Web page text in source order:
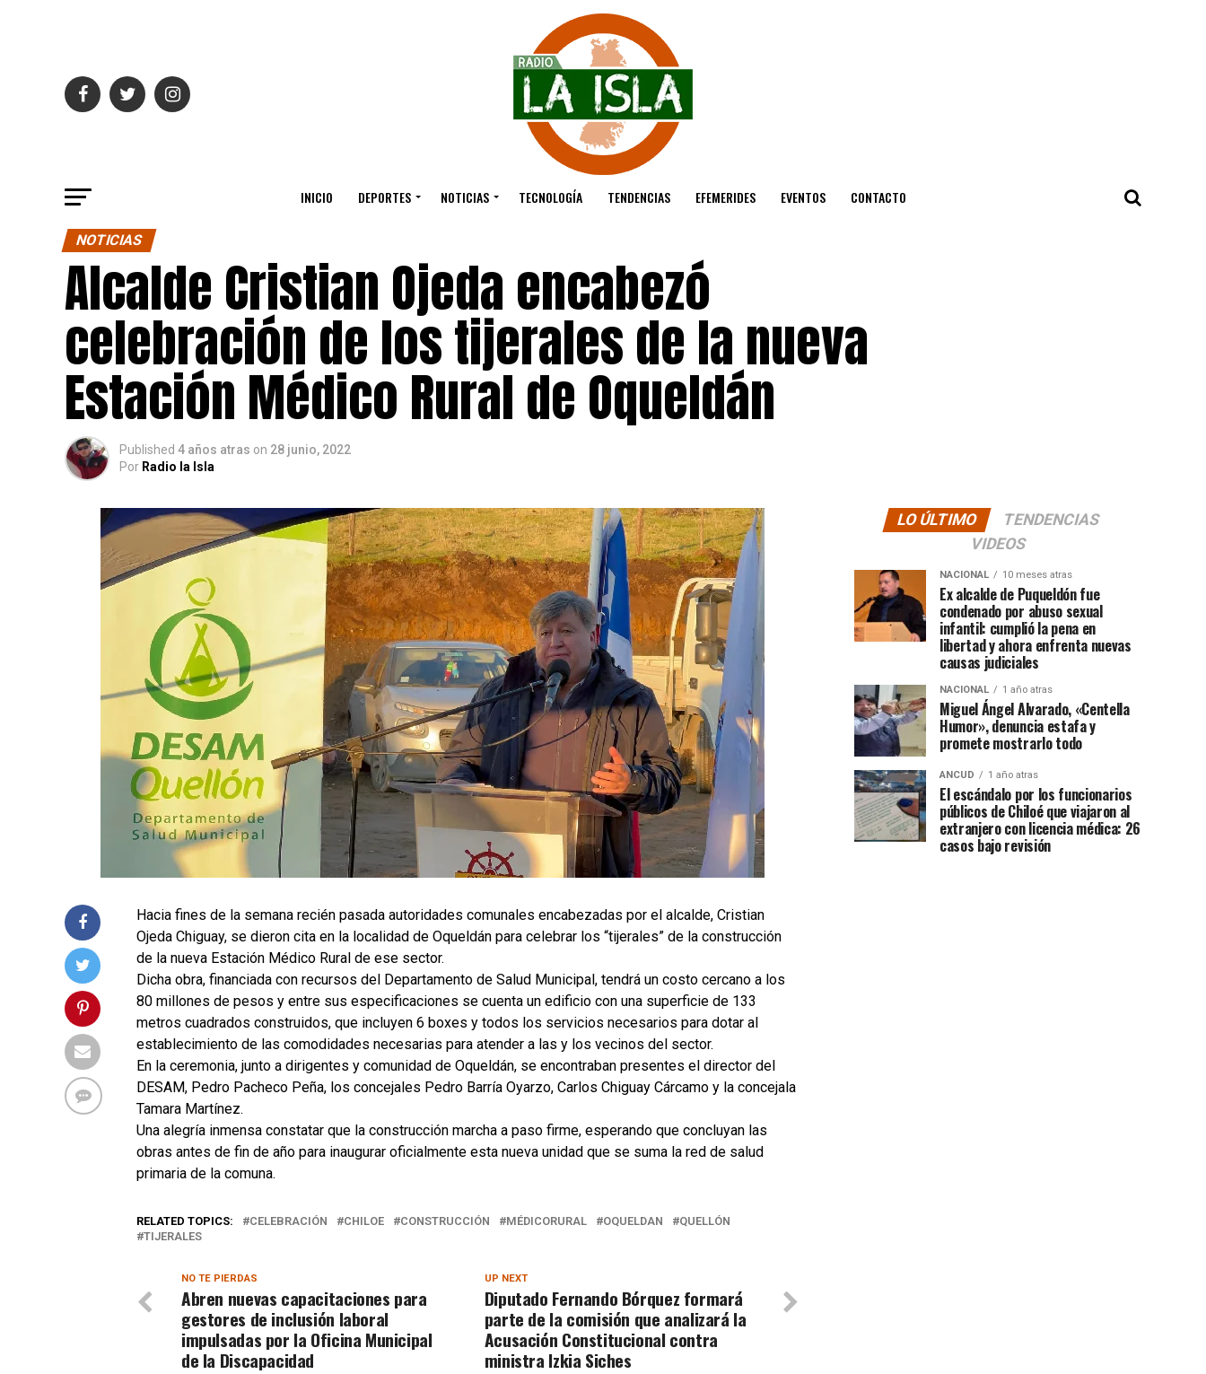
INICIO DEPORTES NOTICIAS TECNOLOGÍA TENDENCIAS EFEMERIDES EVENTOS CONTACTO
NOTICIAS
Alcalde Cristian Ojeda encabezó
celebración de los tijerales de la nueva
Estación Médico Rural de Oqueldán
Published 4 años atras on 28 junio, 2022
Por Radio la Isla
Hacia fines de la semana recién pasada autoridades comunales encabezadas por el alcalde, Cristian
Ojeda Chiguay, se dieron cita en la localidad de Oqueldán para celebrar los “tijerales” de la construcción
de la nueva Estación Médico Rural de ese sector.
Dicha obra, financiada con recursos del Departamento de Salud Municipal, tendrá un costo cercano a los
80 millones de pesos y entre sus especificaciones se cuenta un edificio con una superficie de 133
metros cuadrados construidos, que incluyen 6 boxes y todos los servicios necesarios para dotar al
establecimiento de las comodidades necesarias para atender a las y los vecinos del sector.
En la ceremonia, junto a dirigentes y comunidad de Oqueldán, se encontraban presentes el director del
DESAM, Pedro Pacheco Peña, los concejales Pedro Barría Oyarzo, Carlos Chiguay Cárcamo y la concejala
Tamara Martínez.
Una alegría inmensa constatar que la construcción marcha a paso firme, esperando que concluyan las
obras antes de fin de año para inaugurar oficialmente esta nueva unidad que se suma la red de salud
primaria de la comuna.
RELATED TOPICS: CELEBRACIÓN CHILOE CONSTRUCCIÓN MÉDICORURAL OQUELDAN
QUELLÓN
TIJERALES
UP NEXT
Diputado Fernando Bórquez formará
parte de la comisión que analizará la
Acusación Constitucional contra
ministra Izkia Siches
NO TE PIERDAS
Abren nuevas capacitaciones para
gestores de inclusión laboral
impulsadas por la Oficina Municipal
de la Discapacidad
LO ÚLTIMO
TENDENCIAS
VIDEOS
NACIONAL 10 meses atras
Ex alcalde de Puqueldón fue
condenado por abuso sexual
infantil: cumplió la pena en
libertad y ahora enfrenta nuevas
causas judiciales
NACIONAL 1 año atras
Miguel Ángel Alvarado, «Centella
Humor», denuncia estafa y
promete mostrarlo todo
ANCUD 1 año atras
El escándalo por los funcionarios
públicos de Chiloé que viajaron al
extranjero con licencia médica: 26
casos bajo revisión